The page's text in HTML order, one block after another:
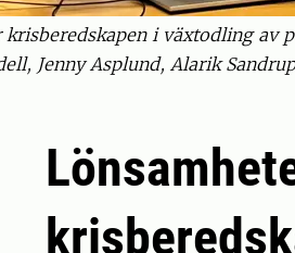
i växtodling av
Jenny Asplund, Alarik